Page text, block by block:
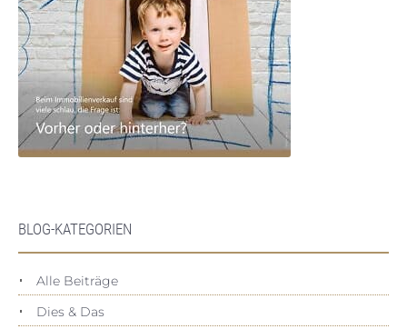
BLOG-KATEGORIEN
Alle Beiträge
Dies & Das